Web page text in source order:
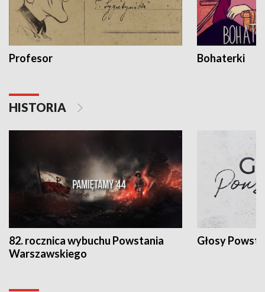
Profesor Bohaterki
HISTORIA
82. rocznica wybuchu Powstania
Warszawskiego
Głosy